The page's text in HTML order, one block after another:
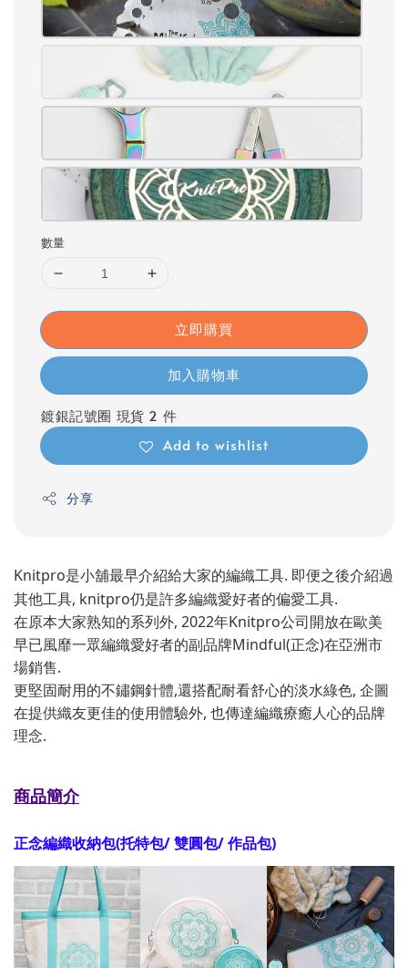
數量
立即購買
加入購物車
鍍銀記號圈 現貨 2 件
Add to wishlist
分享
Knitpro是小舖最早介紹給大家的編織工具. 即便之後介紹過
其他工具, knitpro仍是許多編織愛好者的偏愛工具.
在原本大家熟知的系列外, 2022年Knitpro公司開放在歐美
早已風靡一眾編織愛好者的副品牌Mindful(正念)在亞洲市
場銷售.
更堅固耐用的不鏽鋼針體,還搭配耐看舒心的淡水綠色, 企圖
在提供織友更佳的使用體驗外, 也傳達編織療癒人心的品牌
理念.
商品簡介
正念編織收納包(托特包/ 雙圓包/ 作品包)